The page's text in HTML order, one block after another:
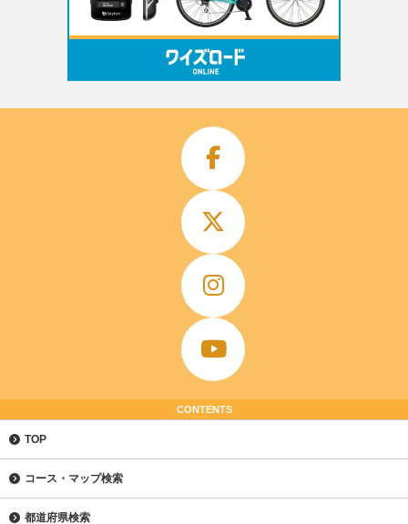
CONTENTS
TOP
コース・マップ検索
都道府県検索